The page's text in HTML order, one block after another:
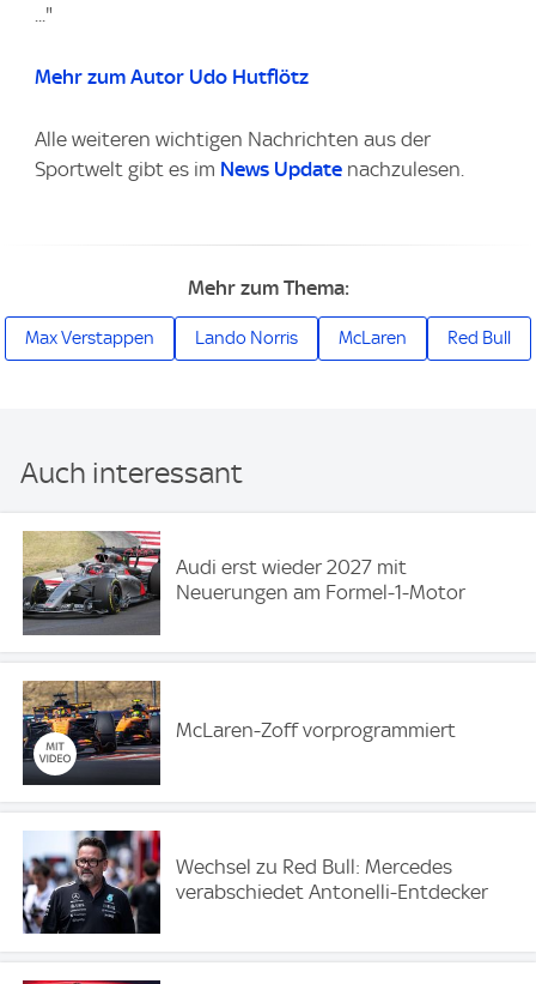
..."
Mehr zum Autor Udo Hutflötz
Alle weiteren wichtigen Nachrichten aus der
Sportwelt gibt es im News Update nachzulesen.
Mehr zum Thema:
Max Verstappen Lando Norris McLaren Red Bull
Auch interessant
Audi erst wieder 2027 mit
Neuerungen am Formel-1-Motor
McLaren-Zoff vorprogrammiert
Wechsel zu Red Bull: Mercedes
verabschiedet Antonelli-Entdecker